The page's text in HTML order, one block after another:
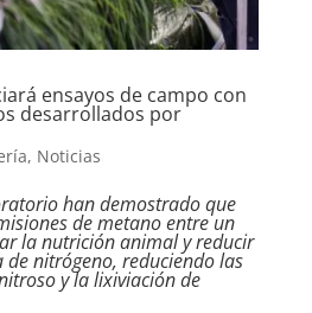
ensayos de campo con
desarrollados por
, Noticias
han demostrado que
de metano entre un
la nutrición animal y reducir
nitrógeno, reduciendo las
y la lixiviación de